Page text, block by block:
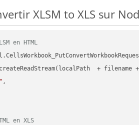
XLSM to XLS sur
en HTML
+ filename +
,
en XLS